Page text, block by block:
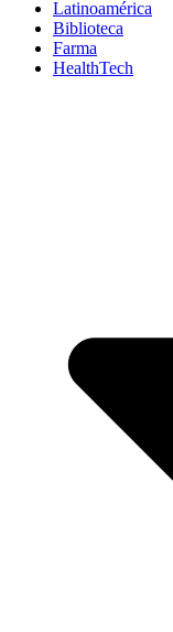
Latinoamérica
Biblioteca
Farma
HealthTech